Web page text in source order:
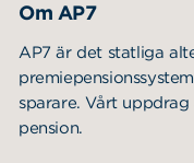
Om AP7
AP7 är det statliga
sparare. Vårt
pension.